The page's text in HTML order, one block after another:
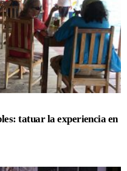
tatuar la experiencia en